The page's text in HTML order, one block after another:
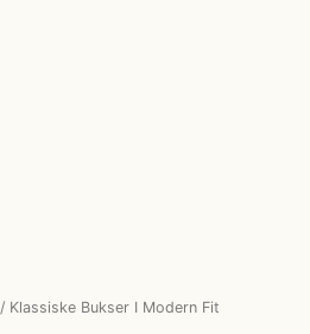
/ Klassiske Bukser I Modern Fit